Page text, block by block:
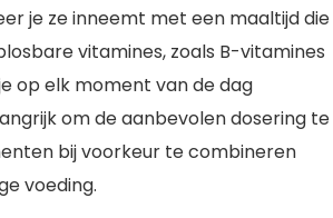
je ze inneemt met een maaltijd die
vitamines, zoals B-vitamines
op elk moment van de dag
om de aanbevolen dosering te
bij voorkeur te combineren
voeding.